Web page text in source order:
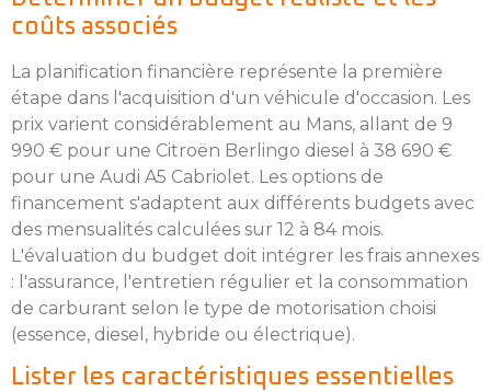
coûts associés
La planification financière représente la première
étape dans l'acquisition d'un véhicule d'occasion. Les
prix varient considérablement au Mans, allant de 9
990 € pour une Citroën Berlingo diesel à 38 690 €
pour une Audi A5 Cabriolet. Les options de
financement s'adaptent aux différents budgets avec
des mensualités calculées sur 12 à 84 mois.
L'évaluation du budget doit intégrer les frais annexes
: l'assurance, l'entretien régulier et la consommation
de carburant selon le type de motorisation choisi
(essence, diesel, hybride ou électrique).
Lister les caractéristiques essentielles